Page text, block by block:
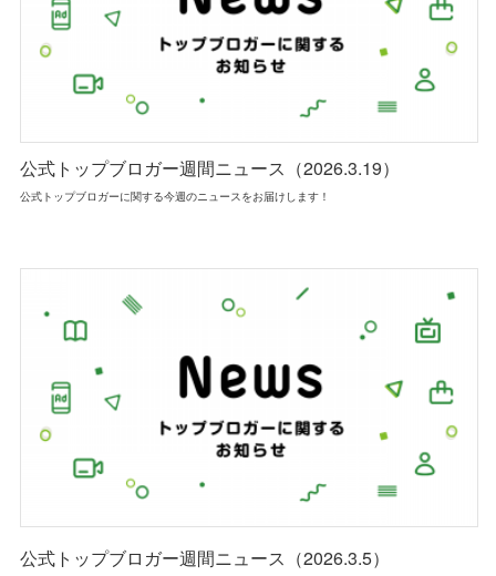
公式トップブロガー週間ニュース（2026.3.19）
公式トップブロガーに関する今週のニュースをお届けします！
公式トップブロガー週間ニュース（2026.3.5）